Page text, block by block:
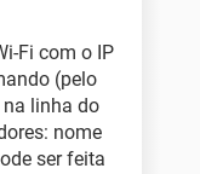
Fi com o IP
(pelo
na linha do
nome
ser feita